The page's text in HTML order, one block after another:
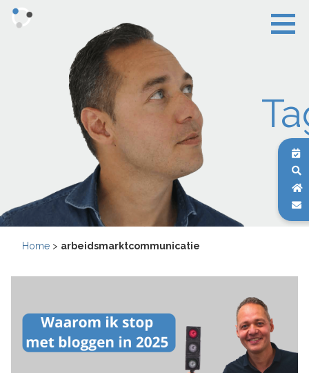
Home > arbeidsmarktcommunicatie